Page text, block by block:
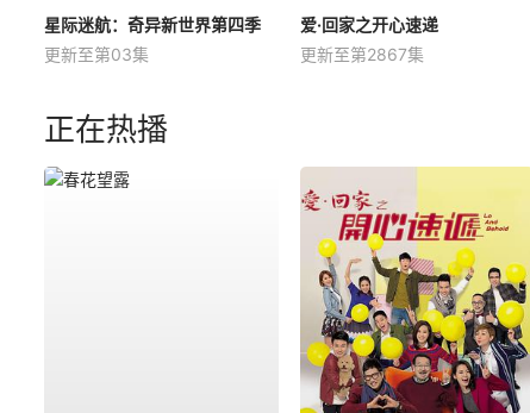
星际迷航：奇异新世界第四季
更新至第03集
爱·回家之开心速递
更新至第2867集
正在热播